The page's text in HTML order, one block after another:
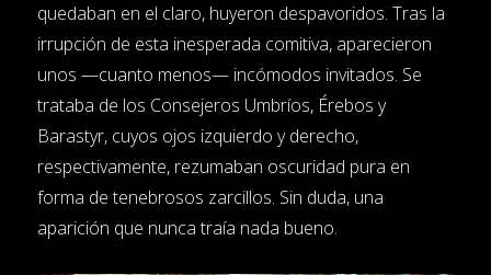
quedaban en el claro, huyeron despavoridos. Tras la
irrupción de esta inesperada comitiva, aparecieron
unos —cuanto menos— incómodos invitados. Se
trataba de los Consejeros Umbríos, Érebos y
Barastyr, cuyos ojos izquierdo y derecho,
respectivamente, rezumaban oscuridad pura en
forma de tenebrosos zarcillos. Sin duda, una
aparición que nunca traía nada bueno.